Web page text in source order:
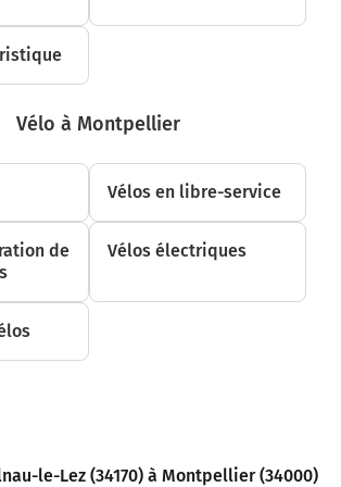
à gauche la piste cyclable la voie et continuer
mètres
à droite Allée Henri II de Montmorency et
point, prendre la 3ème sortie la piste cyclable
II de Montmorency et continuer sur 210
sur la piste cyclable la voie sur 120 mètres
Vélo à Montpellier
Vélos en libre-service
de
Vélos électriques
le-Lez (34170) à Montpellier (34000)